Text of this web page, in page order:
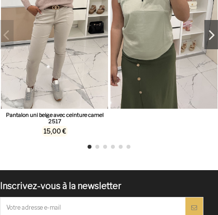
Pantalon uni beige avec ceinture camel
2517
15,00 €
Inscrivez-vous à la newsletter